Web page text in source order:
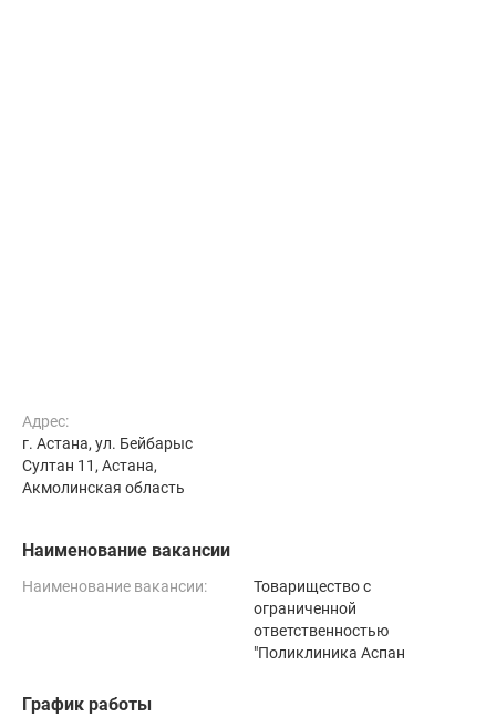
Адрес:
г. Астана, ул. Бейбарыс
Султан 11, Астана,
Акмолинская область
Наименование вакансии
Наименование вакансии:
Товарищество с
ограниченной
ответственностью
"Поликлиника Аспан
График работы